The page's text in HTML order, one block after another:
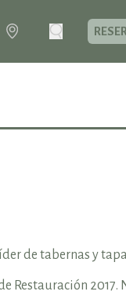
de tabernas y
Restauración